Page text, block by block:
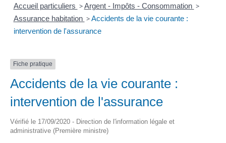
Accueil particuliers > Argent - Impôts - Consommation >
Assurance habitation > Accidents de la vie courante :
intervention de l'assurance
Fiche pratique
Accidents de la vie courante :
intervention de l'assurance
Vérifié le 17/09/2020 - Direction de l'information légale et
administrative (Première ministre)